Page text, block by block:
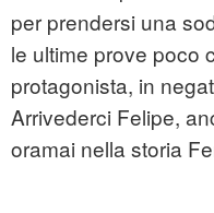
per prendersi una
le ultime prove poco
protagonista, in
Arrivederci Felipe,
oramai nella storia